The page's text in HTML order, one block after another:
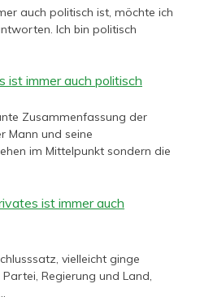
auch politisch ist, möchte ich
Ich bin politisch
ist immer auch politisch
Zusammenfassung der
Mann und seine
im Mittelpunkt sondern die
ist immer auch
vielleicht ginge
Regierung und Land,